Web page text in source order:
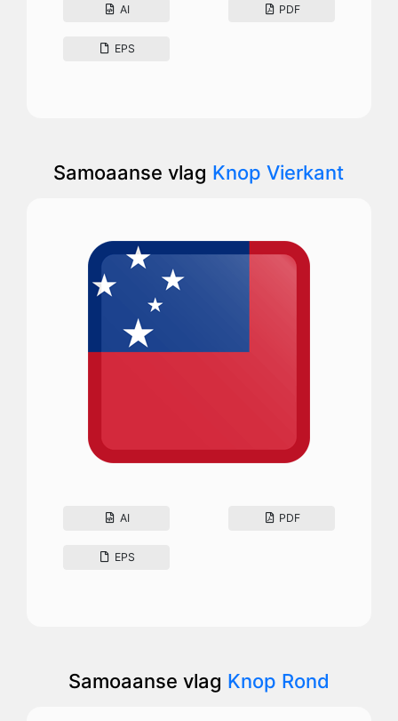
AI PDF
EPS
Samoaanse vlag Knop Vierkant
AI PDF
EPS
Samoaanse vlag Knop Rond